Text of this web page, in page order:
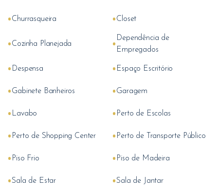
•Churrasqueira •Closet
•Cozinha Planejada • Dependência de
Empregados
• Despensa • Espaço Escritório
•Gabinete Banheiros •Garagem
• Lavabo • Perto de Escolas
• Perto de Shopping Center • Perto de Transporte Público
• Piso Frio • Piso de Madeira
•Sala de Estar •Sala de Jantar